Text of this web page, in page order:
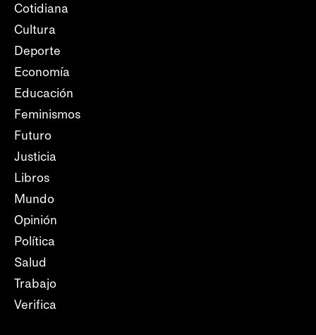
Cotidiana
Cultura
Deporte
Economía
Educación
Feminismos
Futuro
Justicia
Libros
Mundo
Opinión
Política
Salud
Trabajo
Verifica